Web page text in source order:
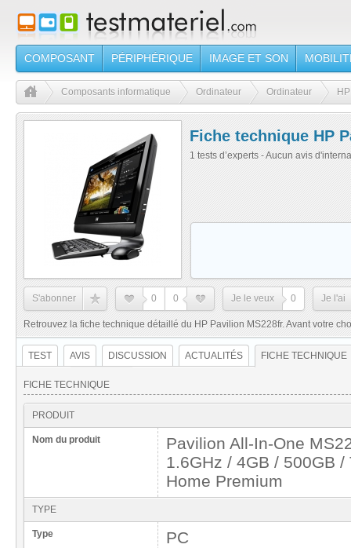
COMPOSANT PÉRIPHÉRIQUE IMAGE ET SON
Composants informatique Ordinateur Ordinateur
Fiche technique HP
1 tests d’experts - Aucun avis
S'abonner 0 0 Je le veux 0 Je l'ai
Retrouvez la fiche technique détaillé du HP Pavilion MS228fr. Avant votre
TEST AVIS DISCUSSION ACTUALITÉS FICHE TECHNIQUE
FICHE TECHNIQUE
PRODUIT
Nom du produit
Pavilion All-In-One
1.6GHz / 4GB / 500GB
Home Premium
TYPE
Type PC